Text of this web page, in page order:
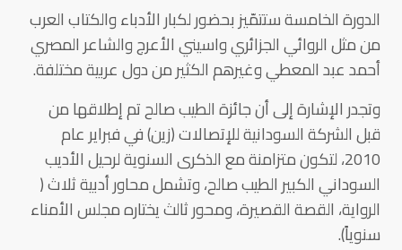
الدورة الخامسة ستتمّيز بحضور لكبار الأدباء والكتاب العرب
من مثل الروائي الجزائري واسيني الأعرج والشاعر المصري
أحمد عبد المعطي وغيرهم الكثير من دول عربية مختلفة.
وتجدر الإشارة إلى أن جائزة الطيب صالح تم إطلاقها من
قبل الشركة السودانية للإتصالات (زين) في فبراير عام
2010، لتكون متزامنة مع الذكرى السنوية لرحيل الأديب
السوداني الكبير الطيب صالح، وتشمل محاور أدبية ثلاث (
الرواية، القصة القصيرة، ومحور ثالث يختاره مجلس الأمناء
سنوياً).